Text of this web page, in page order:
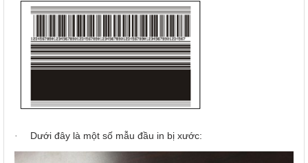
· Dưới đây là một số mẫu đầu in bị xước: